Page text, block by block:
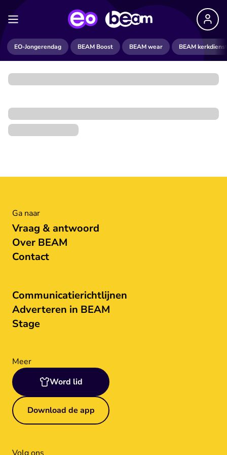
EO-Jongerendag BEAM Boost BEAM wear BEAM kerkdienst
Ga naar
Vraag & antwoord
Over BEAM
Contact
Communicatierichtlijnen
Adverteren in BEAM
Stage
Meer
Word lid
Download de app